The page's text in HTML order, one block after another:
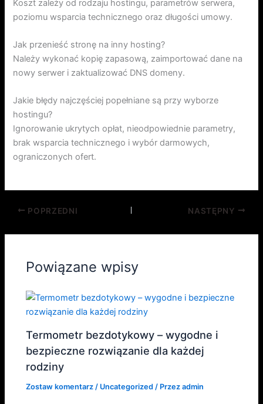
Koszt zależy od rodzaju hostingu, parametrów serwera,
poziomu wsparcia technicznego oraz długości umowy.
Jak przenieść stronę na inny hosting?
Należy wykonać kopię zapasową, zaimportować dane na
nowy serwer i zaktualizować DNS domeny.
Jakie błędy najczęściej popełniane są przy wyborze
hostingu?
Ignorowanie ukrytych opłat, nieodpowiednie parametry,
brak wsparcia technicznego i wybór darmowych,
ograniczonych ofert.
POPRZEDNI NASTĘPNY
Powiązane wpisy
Termometr bezdotykowy – wygodne i
bezpieczne rozwiązanie dla każdej
rodziny
Zostaw komentarz / Uncategorized / Przezadmin